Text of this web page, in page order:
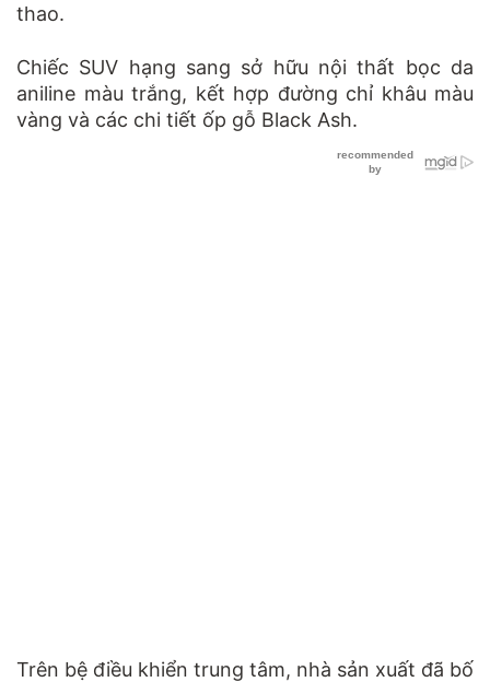
thao.
Chiếc SUV hạng sang sở hữu nội thất bọc da
aniline màu trắng, kết hợp đường chỉ khâu màu
vàng và các chi tiết ốp gỗ Black Ash.
Trên bệ điều khiển trung tâm, nhà sản xuất đã bố